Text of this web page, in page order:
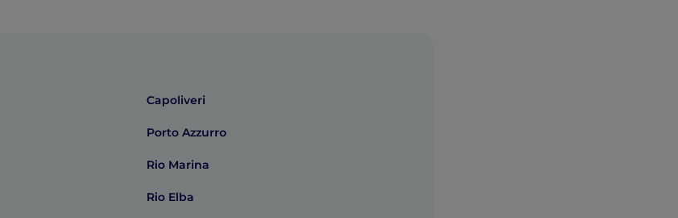
Capoliveri
Porto Azzurro
Rio Marina
Rio Elba